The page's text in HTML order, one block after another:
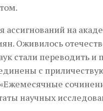
на
Оживилось
стали переводить и
с
научных